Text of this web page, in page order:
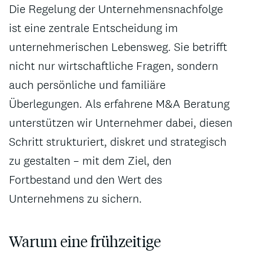
Die Regelung der Unternehmensnachfolge
ist eine zentrale Entscheidung im
unternehmerischen Lebensweg. Sie betrifft
nicht nur wirtschaftliche Fragen, sondern
auch persönliche und familiäre
Überlegungen. Als erfahrene M&A Beratung
unterstützen wir Unternehmer dabei, diesen
Schritt strukturiert, diskret und strategisch
zu gestalten – mit dem Ziel, den
Fortbestand und den Wert des
Unternehmens zu sichern.
Warum eine frühzeitige